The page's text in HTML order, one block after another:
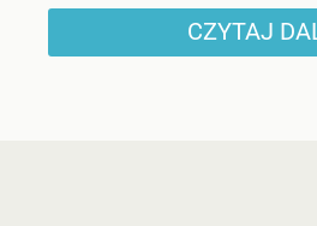
CZYTAJ